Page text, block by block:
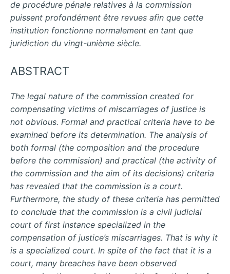
de procédure pénale relatives à la commission
puissent profondément être revues afin que cette
institution fonctionne normalement en tant que
juridiction du vingt-unième siècle.
ABSTRACT
The legal nature of the commission created for
compensating victims of miscarriages of justice is
not obvious. Formal and practical criteria have to be
examined before its determination. The analysis of
both formal (the composition and the procedure
before the commission) and practical (the activity of
the commission and the aim of its decisions) criteria
has revealed that the commission is a court.
Furthermore, the study of these criteria has permitted
to conclude that the commission is a civil judicial
court of first instance specialized in the
compensation of justice’s miscarriages. That is why it
is a specialized court. In spite of the fact that it is a
court, many breaches have been observed